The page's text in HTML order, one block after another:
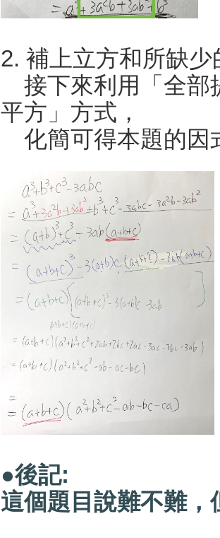
2. 補上立方和所缺
接下來利用「全部
平方」方式，
化簡可得本題的因
●後記:
這個題目說難不難